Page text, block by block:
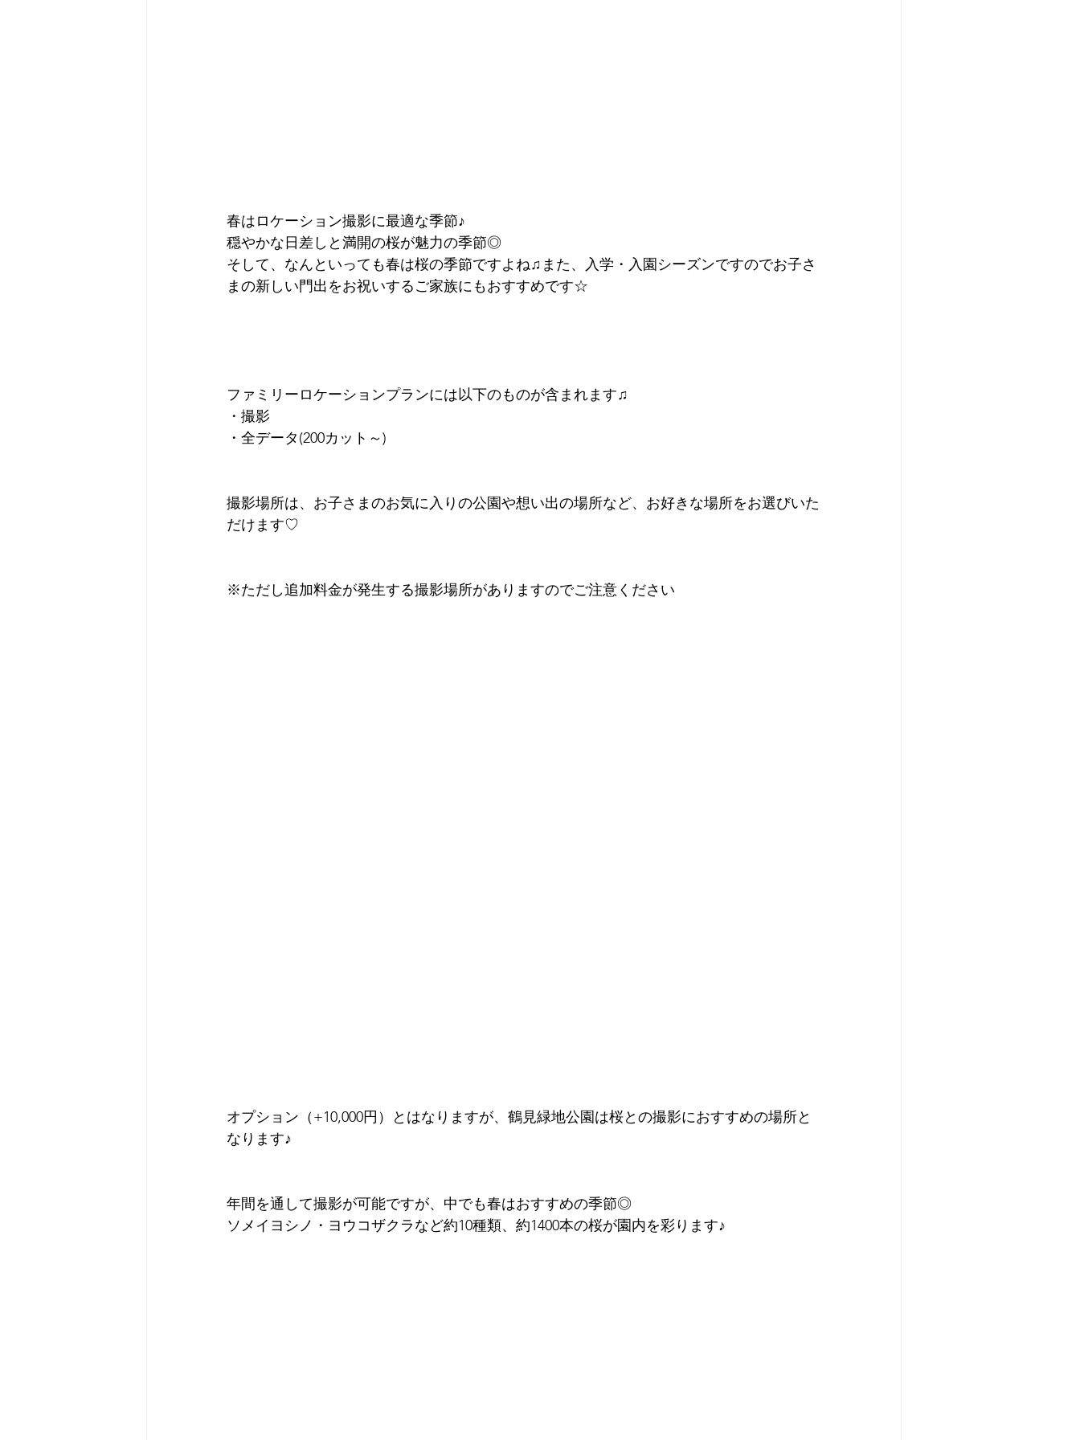
春はロケーション撮影に最適な季節♪
穏やかな日差しと満開の桜が魅力の季節◎
そして、なんといっても春は桜の季節ですよね♫また、入学・入園シーズンですのでお子さ
まの新しい門出をお祝いするご家族にもおすすめです☆
ファミリーロケーションプランには以下のものが含まれます♫
・撮影
・全データ(200カット～)
撮影場所は、お子さまのお気に入りの公園や想い出の場所など、お好きな場所をお選びいた
だけます♡
※ただし追加料金が発生する撮影場所がありますのでご注意ください
オプション（+10,000円）とはなりますが、鶴見緑地公園は桜との撮影におすすめの場所と
なります♪
年間を通して撮影が可能ですが、中でも春はおすすめの季節◎
ソメイヨシノ・ヨウコザクラなど約10種類、約1400本の桜が園内を彩ります♪